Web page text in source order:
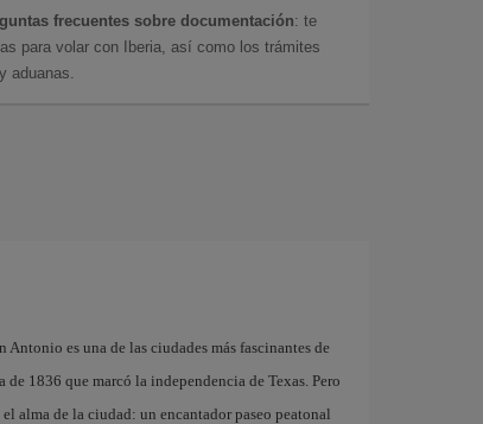
frecuentes sobre documentación: te
para volar con Iberia, así como los trámites
aduanas.
es una de las ciudades más fascinantes de
1836 que marcó la independencia de Texas. Pero
alma de la ciudad: un encantador paseo peatonal